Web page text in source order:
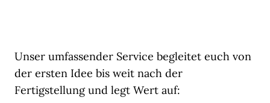
Unser umfassender Service begleitet euch von
der ersten Idee bis weit nach der
Fertigstellung und legt Wert auf: